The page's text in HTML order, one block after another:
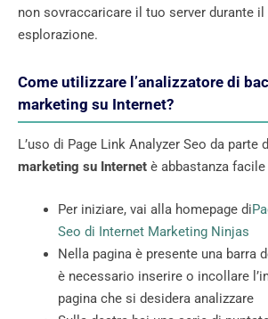
non sovraccaricare il tuo server durante
esplorazione.
Come utilizzare l’analizzatore di
marketing su Internet?
L’uso di Page Link Analyzer Seo da parte
marketing su Internet è abbastanza
Per iniziare, vai alla homepage di
Seo di Internet Marketing Ninjas
Nella pagina è presente una barra
è necessario inserire o incollare
pagina che si desidera analizzare